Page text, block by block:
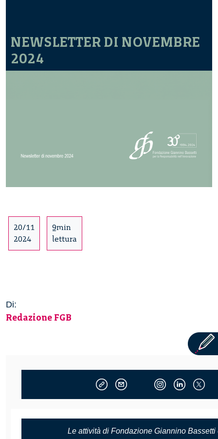
NEWSLETTER DI NOVEMBRE
2024
20/11
2024
9min
lettura
Di:
Redazione FGB
Le attività di Fondazione Giannino